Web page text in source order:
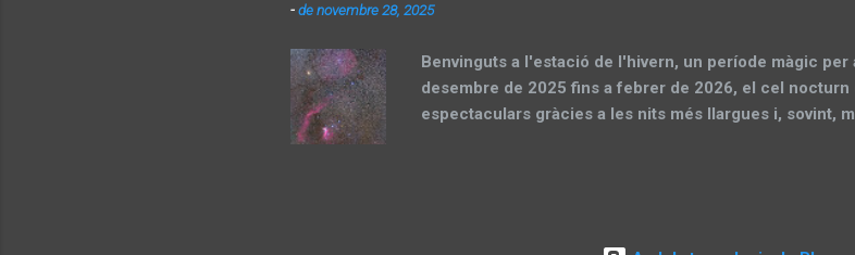
l'última paraula i decideix si la persona és mereixedora
-de novembre 28, 2025
Benvinguts a l'estació de l'hivern, un període màgic per
desembre de 2025 fins a febrer de 2026, el cel
espectaculars gràcies a les nits més llargues i, sovint,
que molts objectes celestes arriben al seu zenit
caracteritza per un cel dominat per constel·lacions